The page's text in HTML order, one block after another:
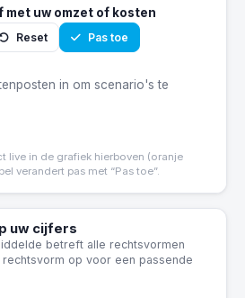
uw omzet of kosten
Reset Pas toe
in om scenario's te
live in de grafiek hierboven (oranje
verandert pas met “Pas toe”.
uw cijfers
betreft alle rechtsvormen
rechtsvorm op voor een passende